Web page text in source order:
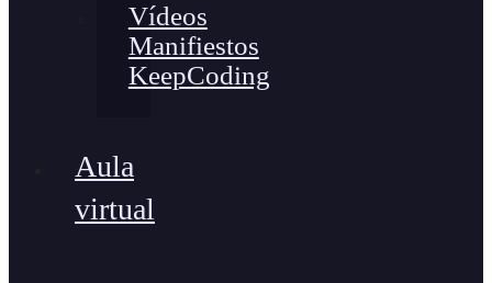
Vídeos
Manifiestos
KeepCoding
Aula
virtual